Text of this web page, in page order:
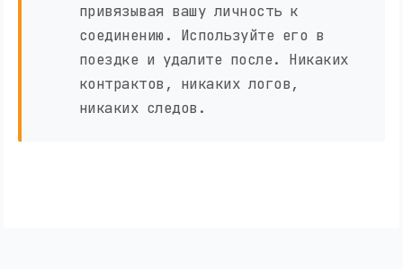
привязывая вашу личность к
соединению. Используйте его в
поездке и удалите после. Никаких
контрактов, никаких логов,
никаких следов.